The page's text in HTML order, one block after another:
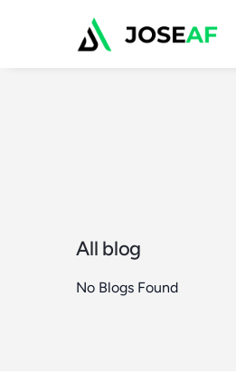
All blog
No Blogs Found